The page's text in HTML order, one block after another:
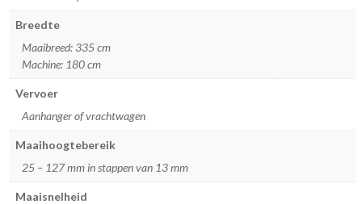
Breedte
Maaibreed: 335 cm
Machine: 180 cm
Vervoer
Aanhanger of vrachtwagen
Maaihoogtebereik
25 – 127 mm in stappen van 13 mm
Maaisnelheid